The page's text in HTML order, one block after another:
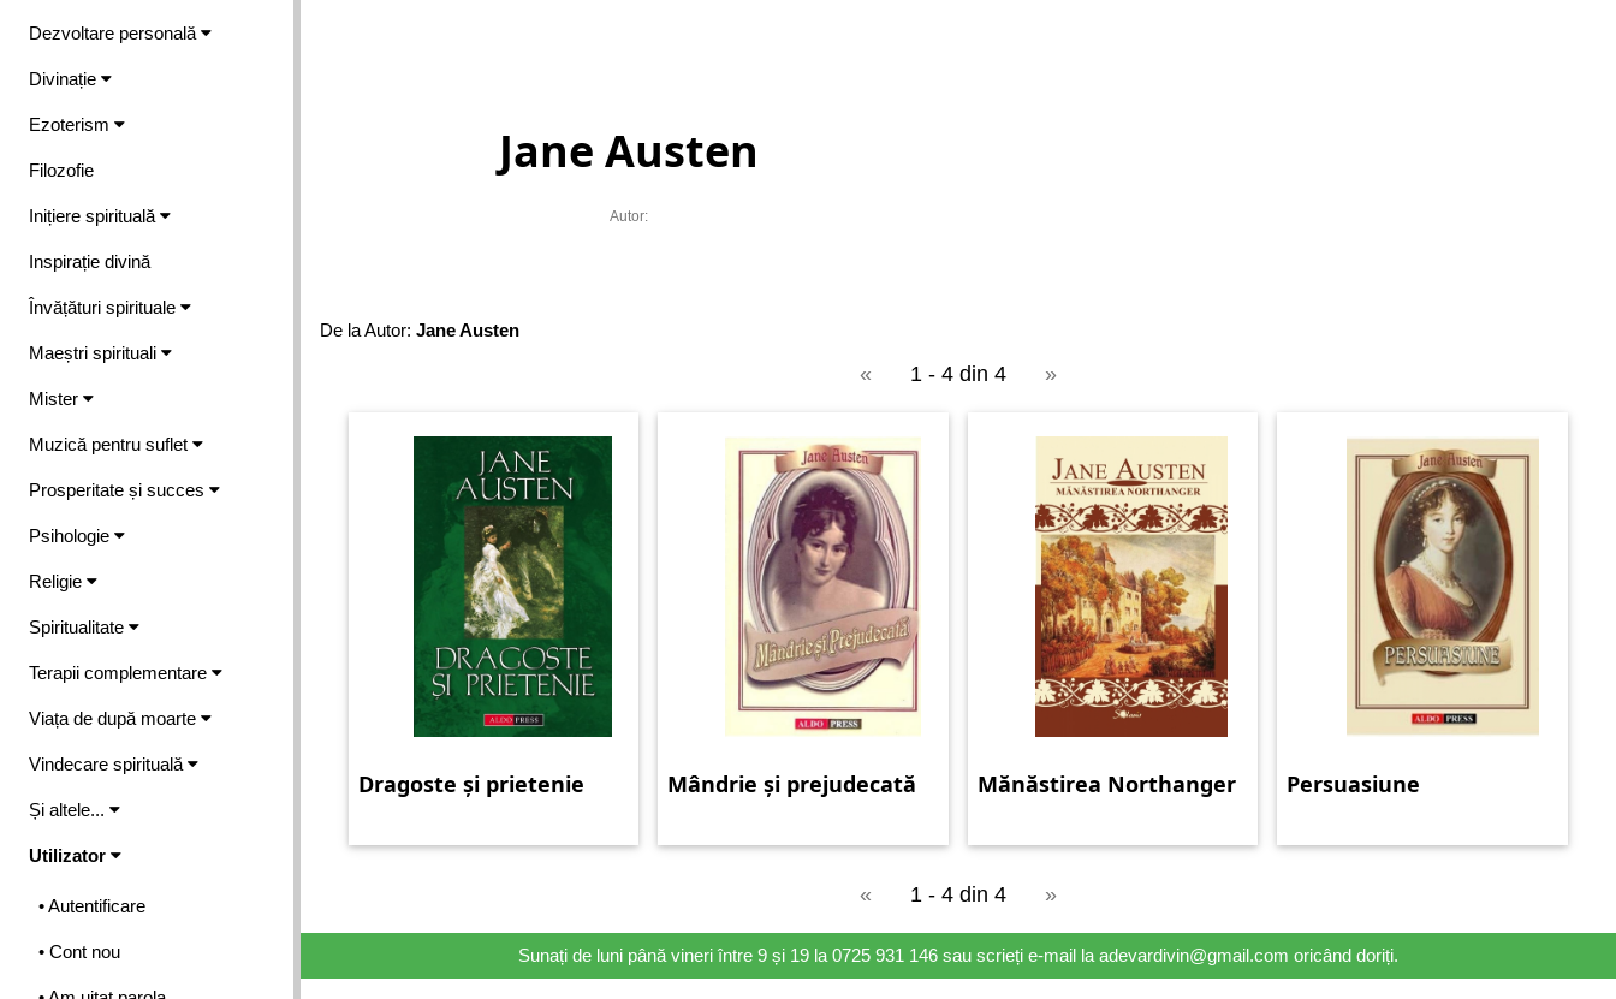
Dezvoltare personală
Divinație
Ezoterism
Filozofie
Inițiere spirituală
Inspirație divină
Învățături spirituale
Maeștri spirituali
Mister
Muzică pentru suflet
Prosperitate și succes
Psihologie
Religie
Spiritualitate
Terapii complementare
Viața de după moarte
Vindecare spirituală
Și altele...
Utilizator
• Autentificare
• Cont nou
Jane Austen
Autor:
De la Autor: Jane Austen
« 1 - 4 din 4 »
Dragoste și prietenie Mândrie și prejudecată Mănăstirea Northanger Persuasiune
« 1 - 4 din 4 »
Sunați de luni până vineri între 9 și 19 la 0725 931 146 sau scrieți e-mail la adevardivin@gmail.com oricând doriți.